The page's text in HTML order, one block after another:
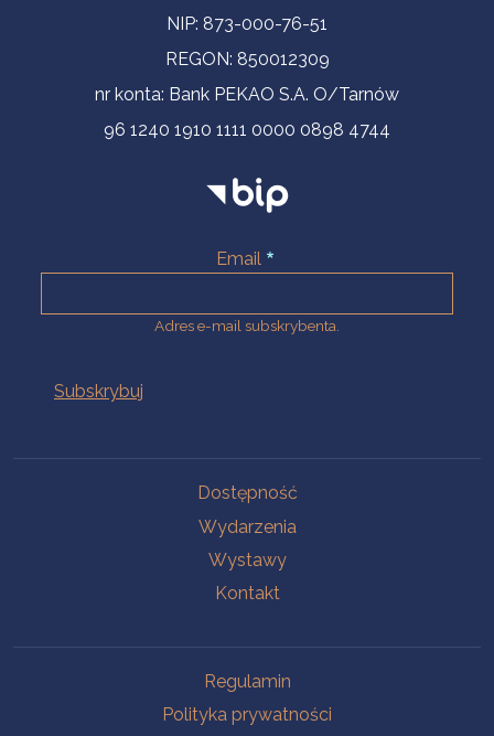
NIP: 873-000-76-51
REGON: 850012309
nr konta: Bank PEKAO S.A. O/Tarnów
96 1240 1910 1111 0000 0898 4744
Email
Adres e-mail subskrybenta.
Dostępność
Wydarzenia
Wystawy
Kontakt
Regulamin
Polityka prywatności